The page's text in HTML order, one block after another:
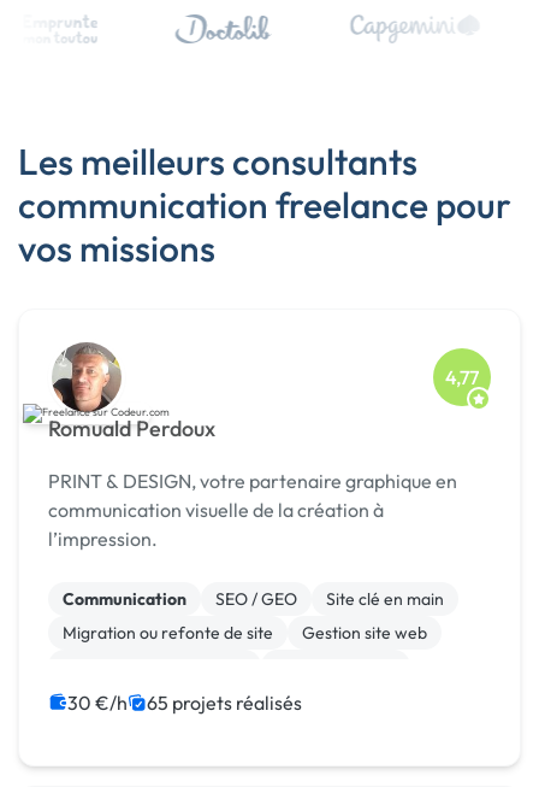
Les meilleurs consultants
communication freelance pour
vos missions
Romuald Perdoux
4,77
PRINT & DESIGN, votre partenaire graphique en
communication visuelle de la création à
l’impression.
Communication SEO / GEO
Site clé en main
Migration ou refonte de site
Gestion site web
Système de paiement
Paypal
30 €/h 65 projets réalisés